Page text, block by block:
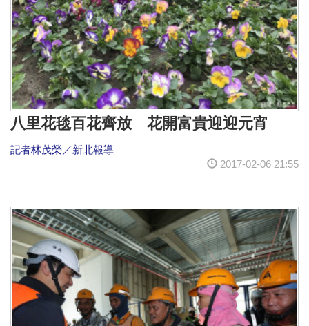
八里花毯百花齊放 花開富貴迎迎元宵
記者林茂榮／新北報導
2017-02-06 21:55